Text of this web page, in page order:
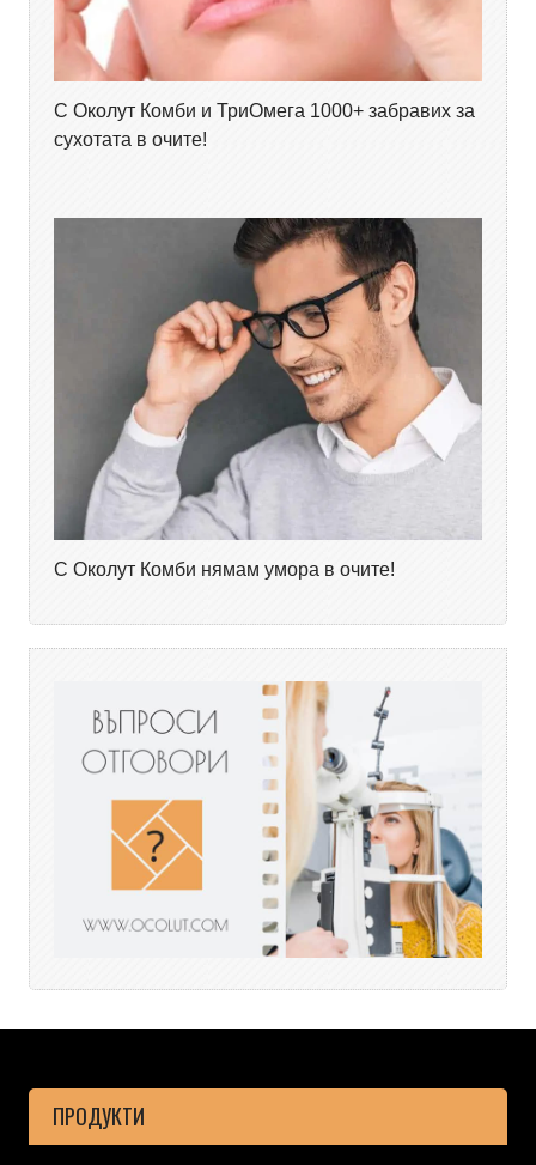
С Околут Комби и ТриОмега 1000+ забравих за
сухотата в очите!
С Околут Комби нямам умора в очите!
ПРОДУКТИ